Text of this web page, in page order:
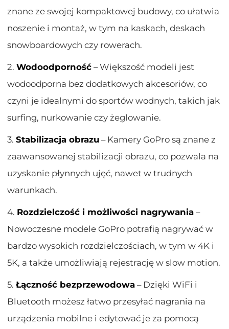
znane ze swojej kompaktowej budowy, co ułatwia
noszenie i montaż, w tym na kaskach, deskach
snowboardowych czy rowerach.
2.Wodoodporność – Większość modeli jest
wodoodporna bez dodatkowych akcesoriów, co
czyni je idealnymi do sportów wodnych, takich jak
surfing, nurkowanie czy żeglowanie.
3.Stabilizacja obrazu – Kamery GoPro są znane z
zaawansowanej stabilizacji obrazu, co pozwala na
uzyskanie płynnych ujęć, nawet w trudnych
warunkach.
4. Rozdzielczość i możliwości nagrywania –
Nowoczesne modele GoPro potrafią nagrywać w
bardzo wysokich rozdzielczościach, w tym w 4K i
5K, a także umożliwiają rejestrację w slow motion.
5.Łączność bezprzewodowa – Dzięki WiFi i
Bluetooth możesz łatwo przesyłać nagrania na
urządzenia mobilne i edytować je za pomocą